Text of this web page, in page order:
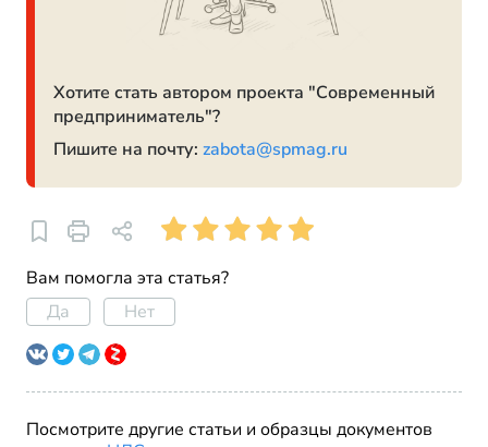
Хотите стать автором проекта "Современный
предприниматель"?
Пишите на почту: zabota@spmag.ru
Вам помогла эта статья?
Да
Нет
Посмотрите другие статьи и образцы документов